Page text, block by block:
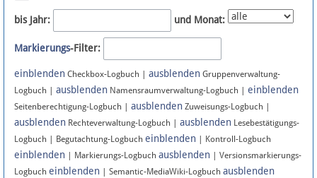
Newsletter
Bluesky
Facebook
Instagram
Anmelden
bis Jahr: und Monat:
Markierungs-Filter:
einblenden Checkbox-Logbuch | ausblenden Gruppenverwaltung-
Logbuch | ausblenden Namensraumverwaltung-Logbuch | einblenden
Seitenberechtigung-Logbuch | ausblenden Zuweisungs-Logbuch |
ausblenden Rechteverwaltung-Logbuch | ausblenden Lesebestätigungs-
Logbuch | Begutachtung-Logbuch einblenden | Kontroll-Logbuch
einblenden | Markierungs-Logbuch ausblenden | Versionsmarkierungs-
Logbuch einblenden | Semantic-MediaWiki-Logbuch ausblenden